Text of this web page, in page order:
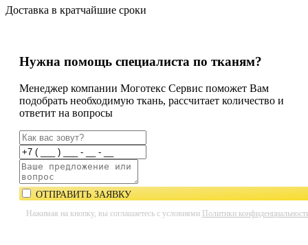
Доставка в кратчайшие сроки
Нужна помощь специалиста по тканям?
Менеджер компании Моготекс Сервис поможет Вам
подобрать необходимую ткань, рассчитает количество и
ответит на вопросы
ОТПРАВИТЬ ЗАЯВКУ
Нажимая на кнопку, вы соглашаетесь с условиями Политики